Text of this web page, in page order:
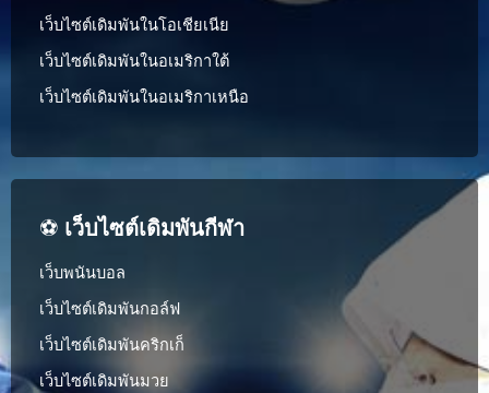
เว็บไซต์เดิมพันในโอเชียเนีย
เว็บไซต์เดิมพันในอเมริกาใต้
เว็บไซต์เดิมพันในอเมริกาเหนือ
⚽ เว็บไซต์เดิมพันกีฬา
เว็บพนันบอล
เว็บไซต์เดิมพันกอล์ฟ
เว็บไซต์เดิมพันคริกเก็
เว็บไซต์เดิมพันมวย